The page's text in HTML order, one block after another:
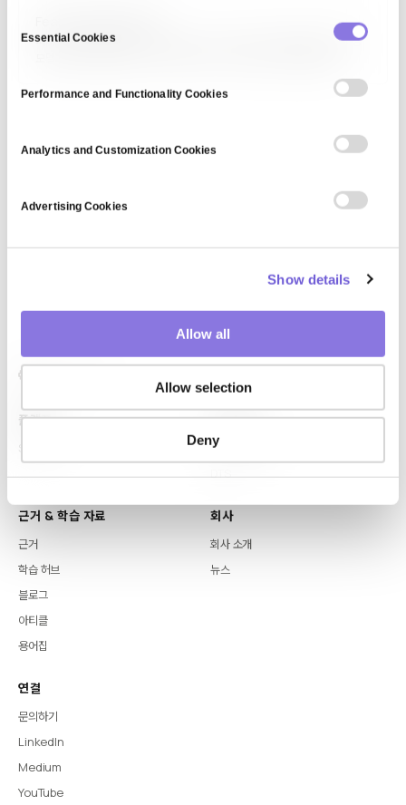
Essential Cookies
Performance and Functionality Cookies
Analytics and Customization Cookies
Advertising Cookies
Show details
Allow all
Allow selection
Deny
피처 엔지니어링(Feature Engineering)은 원시 데이터에서 머신러닝
과정입니다. 도메인 지식 기반 파생 변수 생성, 정규화, 원-핫 인코딩, 임베딩,
교호작용 생성 등이 기법이며, 고전적 ML에서 가장 중요한 단계로
플랫폼 핵심 역량
LLM Capsule
근거 & 학습 자료
근거
학습 허브
블로그
아티클
용어집
회사
회사 소개
뉴스
연결
문의하기
LinkedIn
Medium
YouTube